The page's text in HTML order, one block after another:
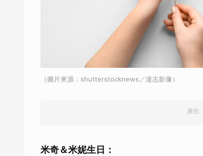
（圖片來源：shutterstocknews／達志影像）
廣告
米奇＆米妮生日：